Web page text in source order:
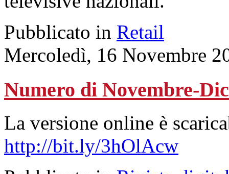
Pubblicato in Retail
Mercoledì, 16 Novembre
Numero di Novembre-
La versione online è
http://bit.ly/3hOlAcw